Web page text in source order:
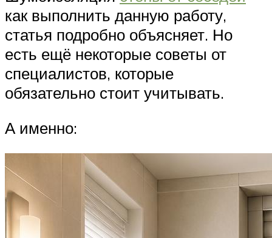
как выполнить данную работу,
статья подробно объясняет. Но
есть ещё некоторые советы от
специалистов, которые
обязательно стоит учитывать.
А именно: